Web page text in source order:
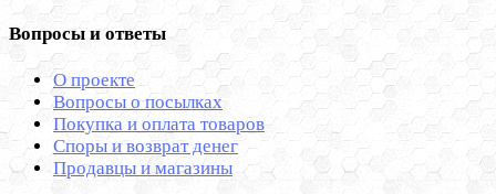
Вопросы и ответы
О проекте
Вопросы о посылках
Покупка и оплата товаров
Споры и возврат денег
Продавцы и магазины